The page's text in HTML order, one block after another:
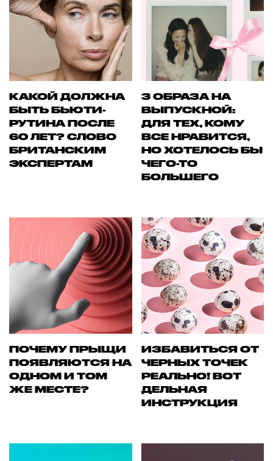
КАКОЙ ДОЛЖНА
БЫТЬ БЬЮТИ-
РУТИНА ПОСЛЕ
60 ЛЕТ? СЛОВО
БРИТАНСКИМ
ЭКСПЕРТАМ
3 ОБРАЗА НА
ВЫПУСКНОЙ:
ДЛЯ ТЕХ, КОМУ
ВСЕ НРАВИТСЯ,
НО ХОТЕЛОСЬ БЫ
ЧЕГО-ТО
БОЛЬШЕГО
ПОЧЕМУ ПРЫЩИ
ПОЯВЛЯЮТСЯ НА
ОДНОМ И ТОМ
ЖЕ МЕСТЕ?
ИЗБАВИТЬСЯ ОТ
ЧЕРНЫХ ТОЧЕК
РЕАЛЬНО! ВОТ
ДЕЛЬНАЯ
ИНСТРУКЦИЯ